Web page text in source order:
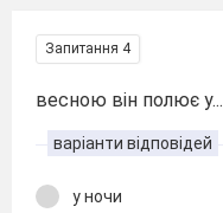
Запитання 4
весною він полює у...
варіанти відповідей
у ночи